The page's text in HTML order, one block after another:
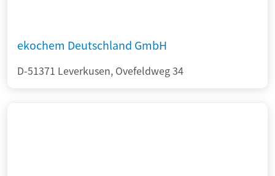
ekochem Deutschland GmbH
D-51371 Leverkusen, Ovefeldweg 34